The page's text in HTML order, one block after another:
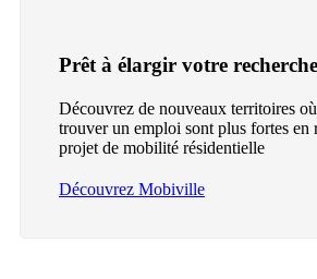
Prêt à élargir votre
Découvrez de nouveaux territoires
trouver un emploi sont plus fortes en
projet de mobilité résidentielle
Découvrez Mobiville